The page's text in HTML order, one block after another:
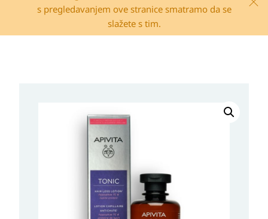
s pregledavanjem ove stranice smatramo da se
slažete s tim.